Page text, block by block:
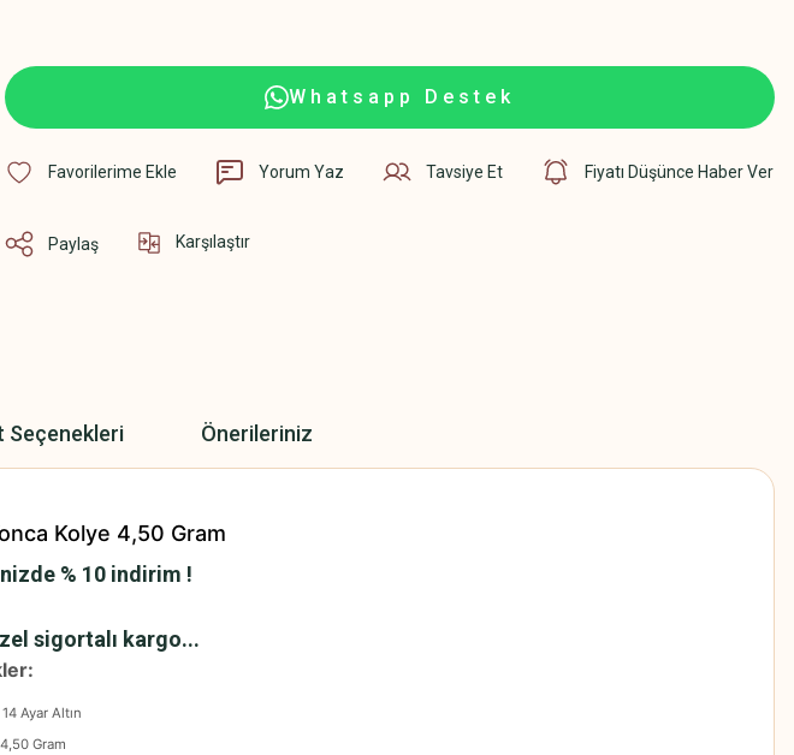
Whatsapp Destek
Yorum Yaz Tavsiye Et Fiyatı Düşünce Haber Ver
Paylaş Karşılaştır
Seçenekleri Önerileriniz
Kolye 4,50 Gram
% 10 indirim !
sigortalı kargo...
Ayar Altın
4,50 Gram